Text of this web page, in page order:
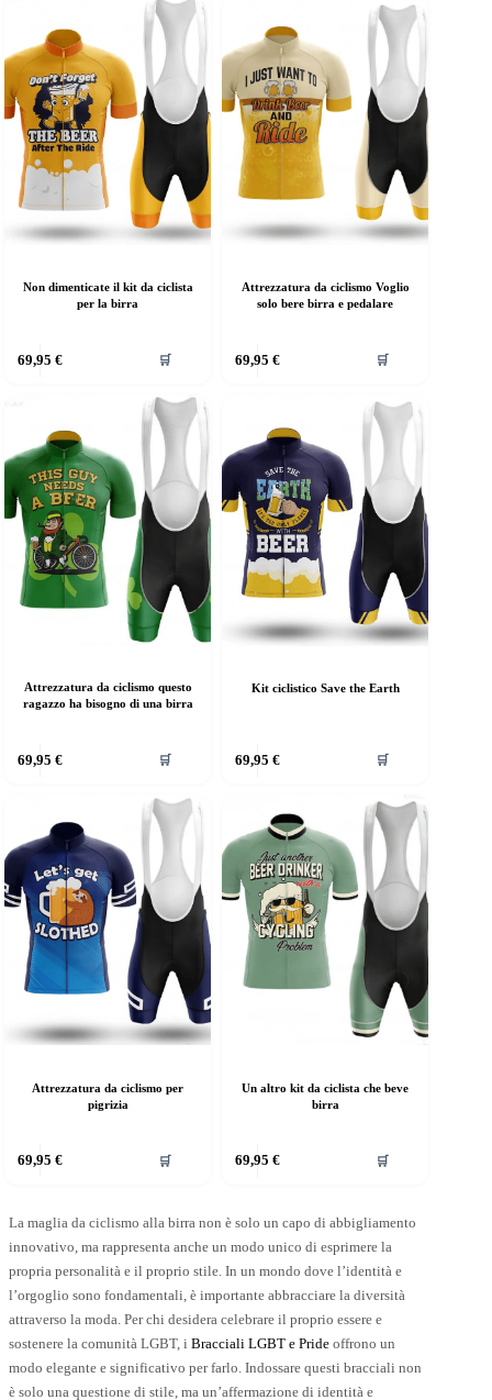
Non dimenticate il kit da ciclista
per la birra
69,95 € 🛒
Attrezzatura da ciclismo Voglio
solo bere birra e pedalare
69,95 € 🛒
Attrezzatura da ciclismo questo
ragazzo ha bisogno di una birra
69,95 € 🛒
Kit ciclistico Save the Earth
69,95 € 🛒
Attrezzatura da ciclismo per
pigrizia
69,95 € 🛒
Un altro kit da ciclista che beve
birra
69,95 € 🛒
La maglia da ciclismo alla birra non è solo un capo di abbigliamento
innovativo, ma rappresenta anche un modo unico di esprimere la
propria personalità e il proprio stile. In un mondo dove l’identità e
l’orgoglio sono fondamentali, è importante abbracciare la diversità
attraverso la moda. Per chi desidera celebrare il proprio essere e
sostenere la comunità LGBT, i Bracciali LGBT e Pride offrono un
modo elegante e significativo per farlo. Indossare questi bracciali non
è solo una questione di stile, ma un’affermazione di identità e